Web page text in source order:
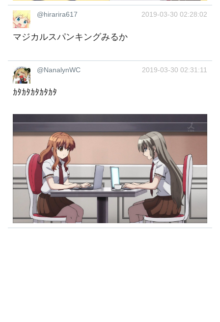
@hirarira617 2019-03-30 02:28:02
マジカルスパンキングみるか
@NanalynWC 2019-03-30 02:31:11
ｶﾀｶﾀｶﾀｶﾀｶﾀ